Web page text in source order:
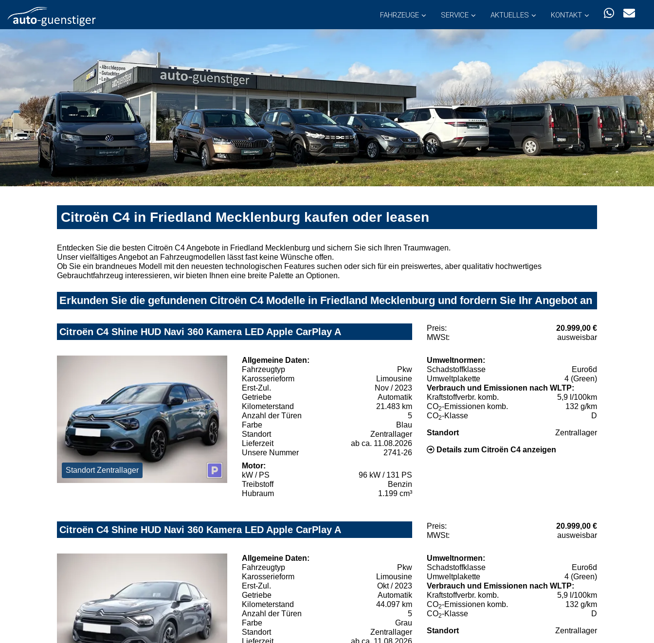
FAHRZEUGE SERVICE AKTUELLES KONTAKT
Citroën C4 in Friedland Mecklenburg kaufen oder leasen
Entdecken Sie die besten Citroën C4 Angebote in Friedland Mecklenburg und sichern Sie sich Ihren Traumwagen.
Unser vielfältiges Angebot an Fahrzeugmodellen lässt fast keine Wünsche offen.
Ob Sie ein brandneues Modell mit den neuesten technologischen Features suchen oder sich für ein preiswertes, aber qualitativ hochwertiges
Gebrauchtfahrzeug interessieren, wir bieten Ihnen eine breite Palette an Optionen.
Erkunden Sie die gefundenen Citroën C4 Modelle in Friedland Mecklenburg und fordern Sie Ihr Angebot an
Citroën C4 Shine HUD Navi 360 Kamera LED Apple CarPlay A Preis:
20.999,00 €
MWSt:
ausweisbar
Standort Zentrallager
Allgemeine Daten:
Fahrzeugtyp
Pkw
Karosserieform
Limousine
Erst-Zul.
Nov / 2023
Getriebe
Automatik
Kilometerstand
21.483 km
Anzahl der Türen
5
Farbe
Blau
Standort
Zentrallager
Lieferzeit
ab ca. 11.08.2026
Unsere Nummer
2741-26
Motor:
kW / PS
96 kW / 131 PS
Treibstoff
Benzin
Hubraum
1.199 cm³
Umweltnormen:
Schadstoffklasse
Euro6d
Umweltplakette
4 (Green)
Verbrauch und Emissionen nach WLTP:
Kraftstoffverbr. komb.
5,9 l/100km
CO2-Emissionen komb.
132 g/km
CO2-Klasse D
Standort Zentrallager
Details zum Citroën C4 anzeigen
Citroën C4 Shine HUD Navi 360 Kamera LED Apple CarPlay A Preis:
20.999,00 €
MWSt:
ausweisbar
Allgemeine Daten:
Fahrzeugtyp
Pkw
Karosserieform
Limousine
Erst-Zul.
Okt / 2023
Getriebe
Automatik
Kilometerstand
44.097 km
Anzahl der Türen
5
Farbe
Grau
Standort
Zentrallager
Lieferzeit
ab ca. 11.08.2026
Umweltnormen:
Schadstoffklasse
Euro6d
Umweltplakette
4 (Green)
Verbrauch und Emissionen nach WLTP:
Kraftstoffverbr. komb.
5,9 l/100km
CO2-Emissionen komb.
132 g/km
CO2-Klasse D
Standort Zentrallager